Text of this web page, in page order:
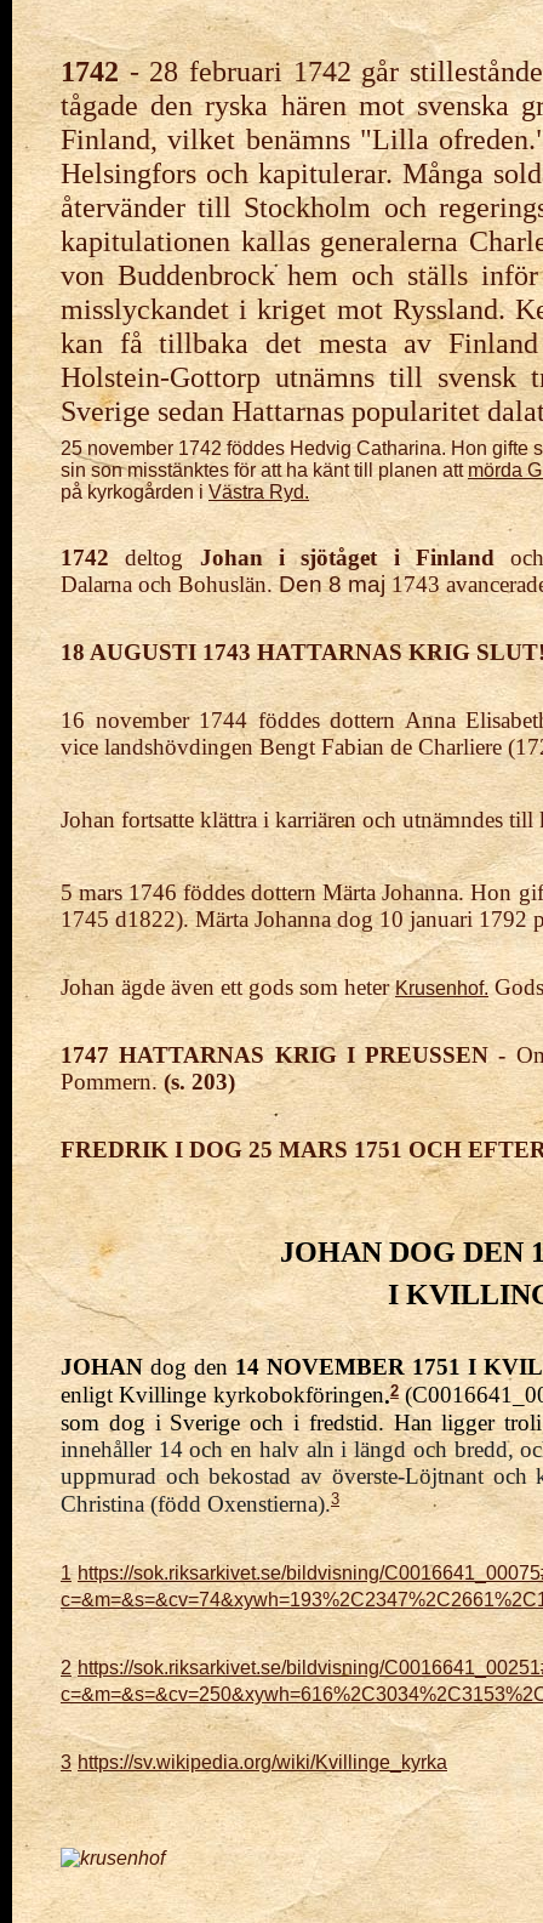
1742- 28 februari 1742 går
tågade den ryska hären mot svenska
Finland, vilket benämns "Lilla
Helsingfors och kapitulerar. Många
återvänder till Stockholm och
kapitulationen kallas generalerna
von Buddenbrock hem och ställs
misslyckandet i kriget mot Ryssland.
kan få tillbaka det mesta av
Holstein-Gottorp utnämns till svensk
Sverige sedan Hattarnas popularitet
25 november 1742 föddes Hedvig Catharina. Hon gifte
sin son misstänktes för att ha känt till planen attmörda
på kyrkogården i Västra Ryd.
1742deltog Johan i sjötåget i Finland
DalarnaochBohuslän.Den 8 maj 1743
18 AUGUSTI 1743 HATTARNAS KRIG
16 november 1744 föddes dottern Anna
vicelandshövdingen Bengt Fabian de Charliere
Johan fortsatte klättra i karriären och utnämndes
5 mars 1746 föddes dottern Märta Johanna. Hon
1745 d1822).Märta Johanna dog 10 januari 1792
Johan ägde även ett gods som heterKrusenhof.
1747 HATTARNAS KRIG I PREUSSEN -
Pommern.(s. 203)
FREDRIK I DOG 25 MARS 1751 OCH
JOHAN DOG DEN
I
JOHANdog den14 NOVEMBER1751 I
enligt Kvillinge kyrkobokföringen.2 (
som dog i Sverige och i fredstid. Han ligger
innehåller 14 och en halv aln i längd och bredd,
uppmurad och bekostad av överste-Löjtnant
Christina (född Oxenstierna).3
1 https://sok.riksarkivet.se/bildvisning/
2 https://sok.riksarkivet.se/bildvisning/
3 https://sv.wikipedia.org/wiki/Kvillinge_kyrka